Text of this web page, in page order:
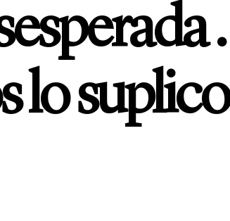
.
lo suplico